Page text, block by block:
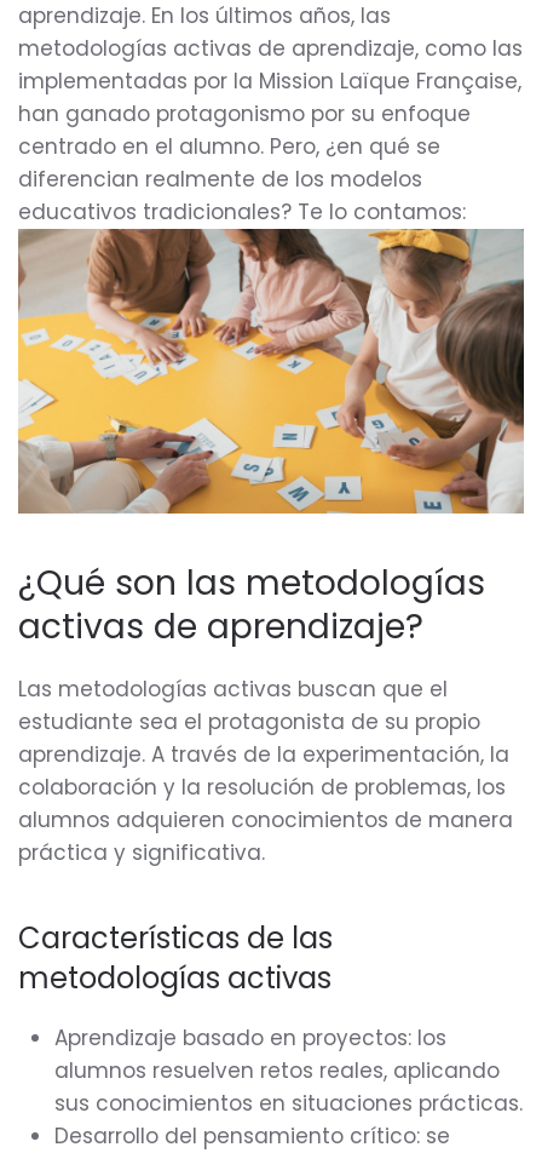
aprendizaje. En los últimos años, las
metodologías activas de aprendizaje, como las
implementadas por la Mission Laïque Française,
han ganado protagonismo por su enfoque
centrado en el alumno. Pero, ¿en qué se
diferencian realmente de los modelos
educativos tradicionales? Te lo contamos:
¿Qué son las metodologías
activas de aprendizaje?
Las metodologías activas buscan que el
estudiante sea el protagonista de su propio
aprendizaje. A través de la experimentación, la
colaboración y la resolución de problemas, los
alumnos adquieren conocimientos de manera
práctica y significativa.
Características de las
metodologías activas
Aprendizaje basado en proyectos: los
alumnos resuelven retos reales, aplicando
sus conocimientos en situaciones prácticas.
Desarrollo del pensamiento crítico: se